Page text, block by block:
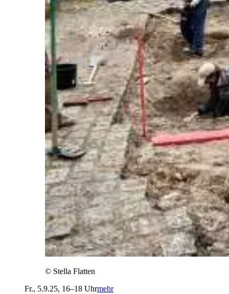
© Stella Flatten
Fr., 5.9.25, 16–18 Uhrmehr